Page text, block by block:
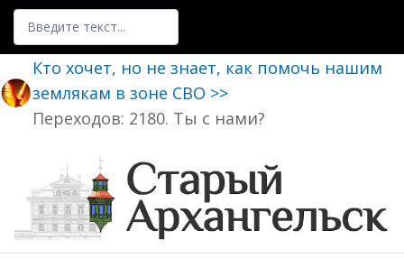
Поиск
Кто хочет, но не знает, как помочь нашим
землякам в зоне СВО >>
Переходов: 2180. Ты с нами?